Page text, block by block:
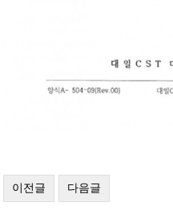
이전글 다음글